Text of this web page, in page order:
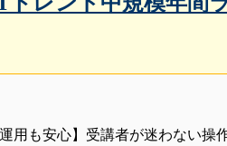
用も安心】受講者が迷わない操